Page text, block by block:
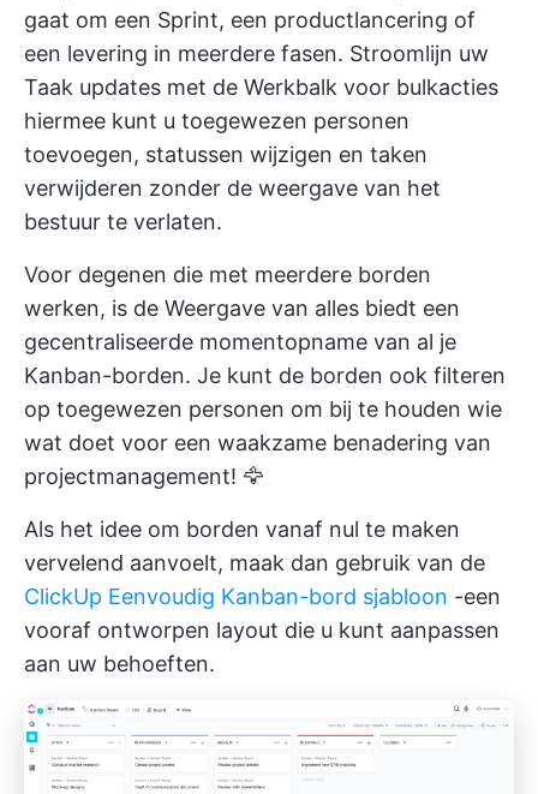
gaat om een Sprint, een productlancering of
een levering in meerdere fasen. Stroomlijn uw
Taak updates met de Werkbalk voor bulkacties
hiermee kunt u toegewezen personen
toevoegen, statussen wijzigen en taken
verwijderen zonder de weergave van het
bestuur te verlaten.
Voor degenen die met meerdere borden
werken, is de Weergave van alles biedt een
gecentraliseerde momentopname van al je
Kanban-borden. Je kunt de borden ook filteren
op toegewezen personen om bij te houden wie
wat doet voor een waakzame benadering van
projectmanagement! 🦅
Als het idee om borden vanaf nul te maken
vervelend aanvoelt, maak dan gebruik van de
ClickUp Eenvoudig Kanban-bord sjabloon -een
vooraf ontworpen layout die u kunt aanpassen
aan uw behoeften.